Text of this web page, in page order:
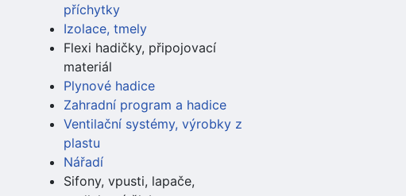
příchytky
Izolace, tmely
Flexi hadičky, připojovací
materiál
Plynové hadice
Zahradní program a hadice
Ventilační systémy, výrobky z
plastu
Nářadí
Sifony, vpusti, lapače,